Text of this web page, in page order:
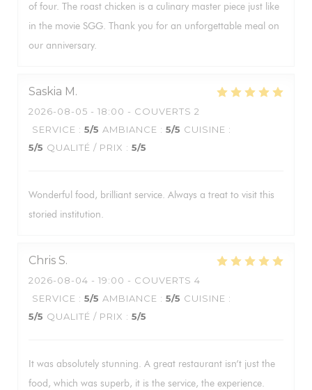
of four. The roast chicken is a culinary master piece just like
in the movie SGG. Thank you for an unforgettable meal on
our anniversary.
Saskia M
2026-08-05 - 18:00 - COUVERTS 2
SERVICE : 5/5 AMBIANCE : 5/5 CUISINE :
5/5 QUALITÉ / PRIX : 5/5
Wonderful food, brilliant service. Always a treat to visit this
storied institution.
Chris S
2026-08-04 - 19:00 - COUVERTS 4
SERVICE : 5/5 AMBIANCE : 5/5 CUISINE :
5/5 QUALITÉ / PRIX : 5/5
It was absolutely stunning. A great restaurant isn’t just the
food, which was superb, it is the service, the experience.